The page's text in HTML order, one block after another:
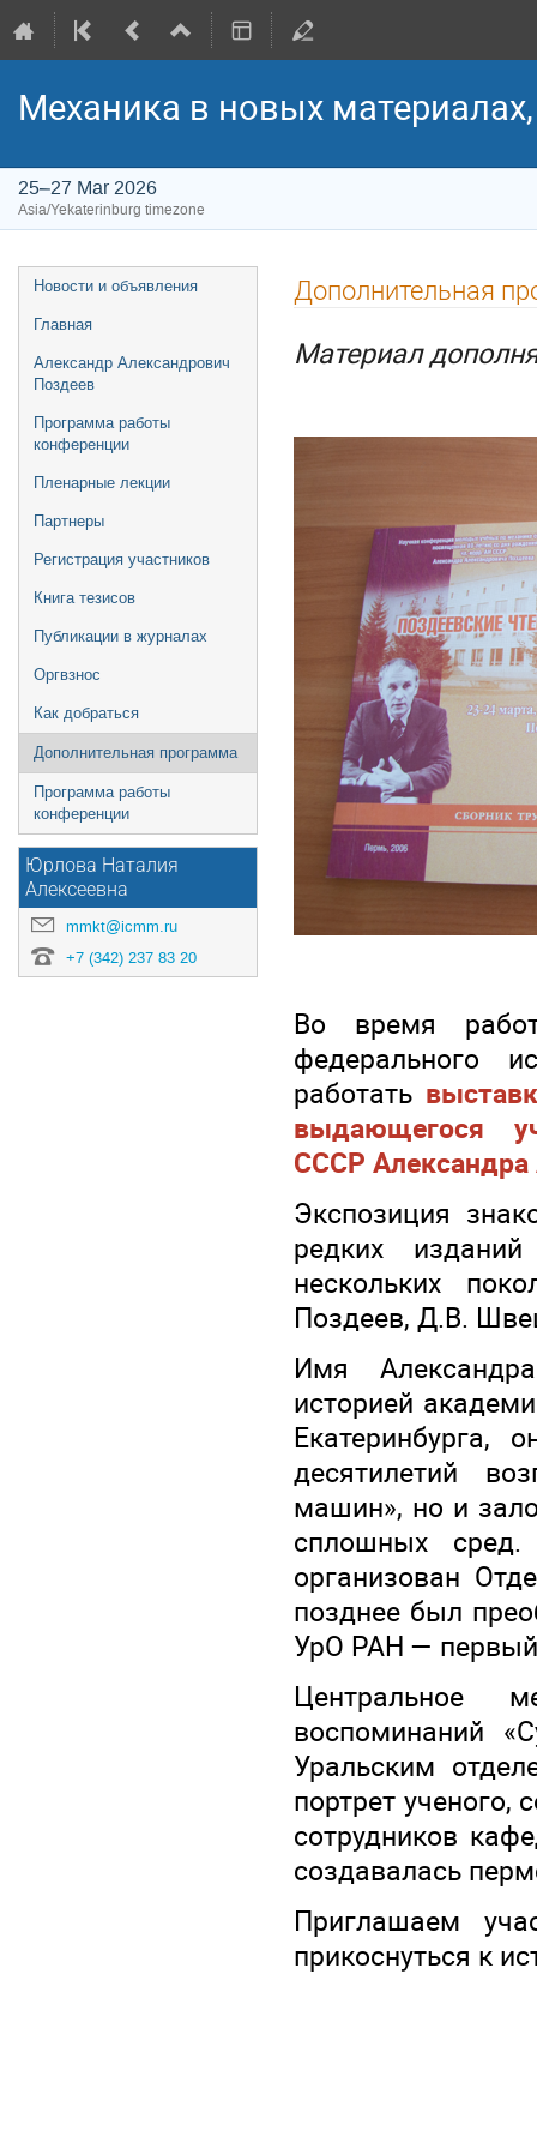
Механика в новых
25–27 Mar 2026
Asia/Yekaterinburg timezone
Event
menu
Новости и объявления
Главная
Александр Александрович
Поздеев
Программа работы
конференции
Пленарные лекции
Партнеры
Регистрация участников
Книга тезисов
Публикации в журналах
Оргвзнос
Как добраться
Дополнительная программа
Программа работы
конференции
Юрлова Наталия
Алексеевна
mmkt@icmm.ru
+7 (342) 237 83 20
Дополнительная
Материал
Во время
федерального
работать
выдающегося
СССР Александра
Экспозиция
редких
нескольких
Поздеев, Д.В.
Имя
историей
десятилетий
машин», но и
сплошных
организован
позднее был
УрО РАН — первый
Центральное
воспоминаний
Уральским
портрет ученого,
сотрудников
создавалась
Приглашаем
прикоснуться к